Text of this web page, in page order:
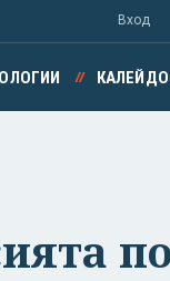
Вход
по